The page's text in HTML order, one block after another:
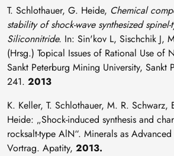
T. Schlothauer, G. Heide, Chemical
stability of shock-wave synthesized spinel-
Siliconnitride. In: Sin'kov L, Sischchik J,
(Hrsg.) Topical Issues of Rational Use of
Sankt Peterburg Mining University, Sankt
241. 2013
K. Keller, T. Schlothauer, M. R. Schwarz,
Heide: „Shock-induced synthesis and
rocksalt-type AlN“. Minerals as
Vortrag. Apatity, 2013.